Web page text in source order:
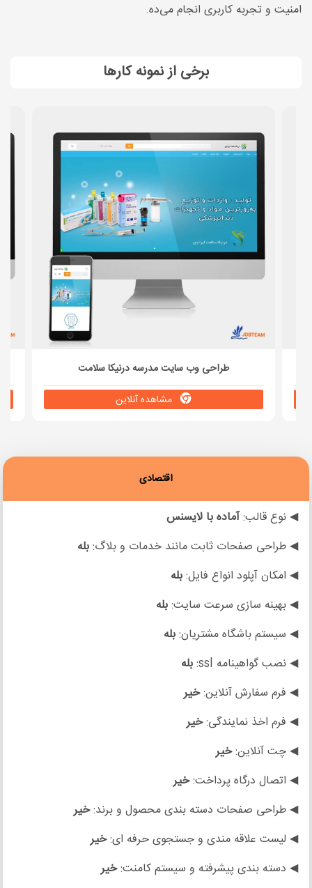
امنیت و تجربه کاربری انجام می‌ده.
برخی از نمونه کارها
طراحی وب سایت مدرسه درنیکا سلامت
مشاهده آنلاین
اقتصادی
◀ نوع قالب:آماده با لایسنس
◀ طراحی صفحات ثابت مانند خدمات و بلاگ:بله
◀ امکان آپلود انواع فایل:بله
◀ بهینه سازی سرعت سایت:بله
◀ سیستم باشگاه مشتریان:بله
◀ نصب گواهینامه ssl:
بله
◀ فرم سفارش آنلاین:خیر
◀ فرم اخذ نمایندگی:خیر
◀ چت آنلاین:خیر
◀ اتصال درگاه پرداخت:خیر
◀ طراحی صفحات دسته بندی محصول و برند:خیر
◀ لیست علاقه مندی و جستجوی حرفه ای:خیر
◀ دسته بندی پیشرفته و سیستم کامنت:خیر